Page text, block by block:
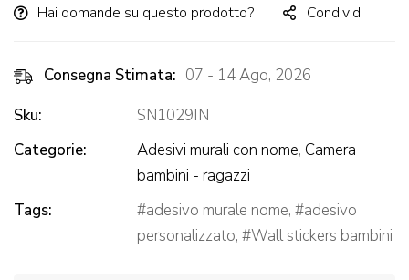
Hai domande su questo prodotto? Condividi
Consegna Stimata: 07 - 14 Ago, 2026
Sku:
SN1029IN
Categorie:
Adesivi murali con nome, Camera
bambini - ragazzi
Tags:
adesivo murale nome,
adesivo
personalizzato, Wall stickers bambini